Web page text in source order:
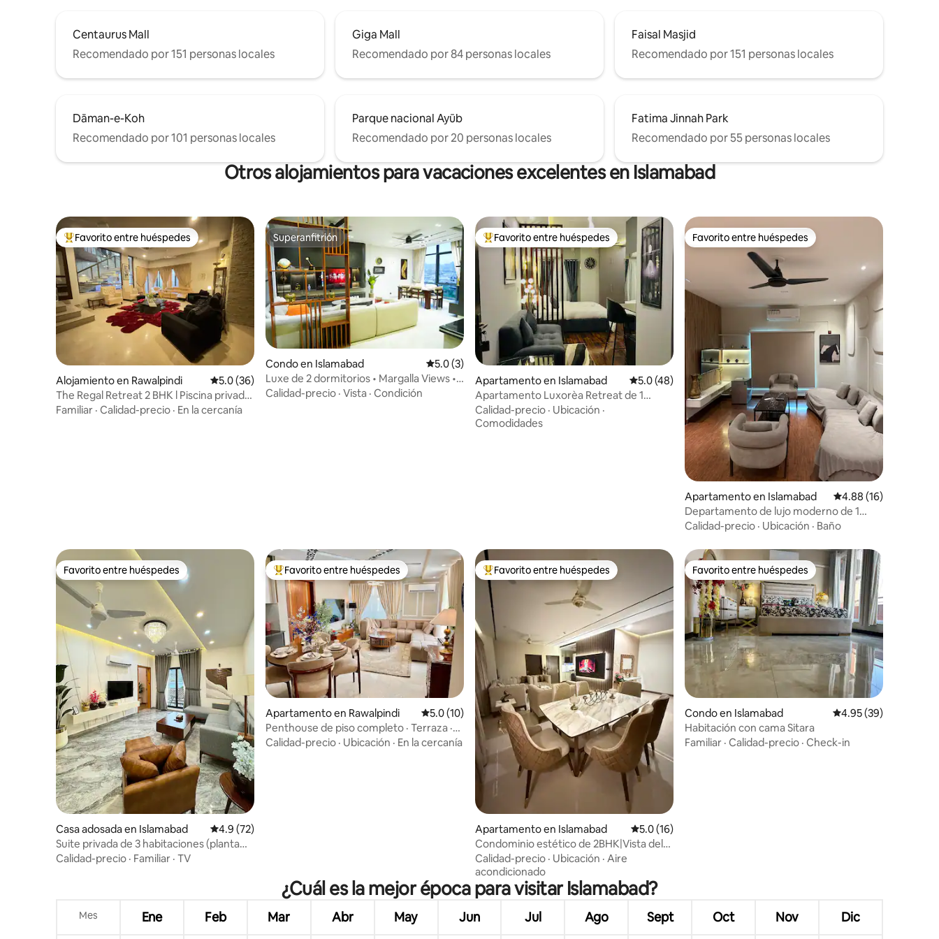
Centaurus Mall
Recomendado por 151 personas locales
Giga Mall
Recomendado por 84 personas locales
Faisal Masjid
Recomendado por 151 personas locales
Dāman-e-Koh
Recomendado por 101 personas locales
Parque nacional Ayūb
Recomendado por 20 personas locales
Fatima Jinnah Park
Recomendado por 55 personas locales
Otros alojamientos para vacaciones excelentes en Islamabad
Favorito entre huéspedes preferido
Favorito entre huéspedes
Alojamiento en Rawalpindi Calificación promedio: 5.0 de 5, 36 reseñas
5.0 (36)
The Regal Retreat 2 BHK l Piscina privada l
Sótano
Familiar · Calidad-precio · En la cercanía
Superanfitrión
Superanfitrión
Condo en Islamabad Calificación promedio: 5.0 de 5, 3 reseñas
5.0 (3)
Luxe de 2 dormitorios • Margalla Views •
LED de 65" • D-12
Calidad-precio · Vista · Condición
Favorito entre huéspedes preferido
Favorito entre huéspedes
Apartamento en Islamabad Calificación promedio: 5.0 de 5, 48 reseñas
5.0 (48)
Apartamento Luxorèa Retreat de 1
dormitorio (Aeropuerto Internacional de
Islamabad)
Calidad-precio · Ubicación ·
Comodidades
Favorito entre huéspedes
Favorito entre huéspedes
Apartamento en Islamabad Calificación
4.88 (16)
Departamento de lujo moderno de 1
habitación en el centro de Islamabad
Calidad-precio · Ubicación · Baño
Favorito entre huéspedes
Favorito entre huéspedes
Casa adosada en Islamabad Calificación promedio: 4.9 de 5, 72 reseñas
4.9 (72)
Suite privada de 3 habitaciones (planta
baja) con entrada independiente
Calidad-precio · Familiar · TV
Favorito entre huéspedes preferido
Favorito entre huéspedes
Apartamento en Rawalpindi Calificación promedio: 5.0 de 5, 10 reseñas
5.0 (10)
Penthouse de piso completo · Terraza ·
Registro de entrada autónomo
Calidad-precio · Ubicación · En la cercanía
Favorito entre huéspedes preferido
Favorito entre huéspedes
Apartamento en Islamabad Calificación promedio: 5.0 de 5, 16 reseñas
5.0 (16)
Condominio estético de 2BHK|Vista del
atardecer de 360°|Piscina en la azotea
Calidad-precio · Ubicación · Aire
acondicionado
Favorito entre huéspedes
Favorito entre huéspedes
Condo en Islamabad Calificación
4.95 (39)
Habitación con cama Sitara
Familiar · Calidad-precio · Check-in
¿Cuál es la mejor época para visitar Islamabad?
Mes Ene Feb Mar Abr May Jun Jul Ago Sept Oct Nov Dic